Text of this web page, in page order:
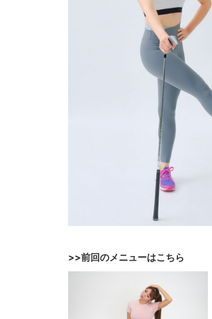
>>前回のメニューはこちら